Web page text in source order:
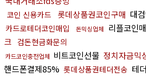
코인 신용카드 롯데상품권코인구매 대
카드로테더코인매입
돈믹싱업체 리플코인
크
검돈현금화문의
카드코인충전업체 비트코인선물 정치자금믹
핸드폰결제85% 롯데상품권테더전송 테